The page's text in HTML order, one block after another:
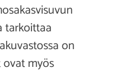
tarkoittaa
on
myös